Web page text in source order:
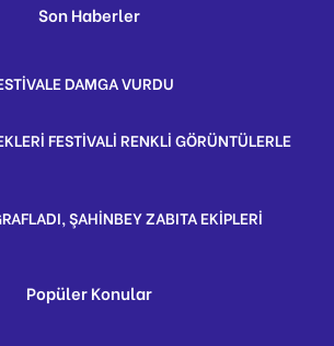
Son Haberler
DAMGA VURDU
FESTİVALİ RENKLİ GÖRÜNTÜLERLE
ŞAHİNBEY ZABITA EKİPLERİ
Popüler Konular